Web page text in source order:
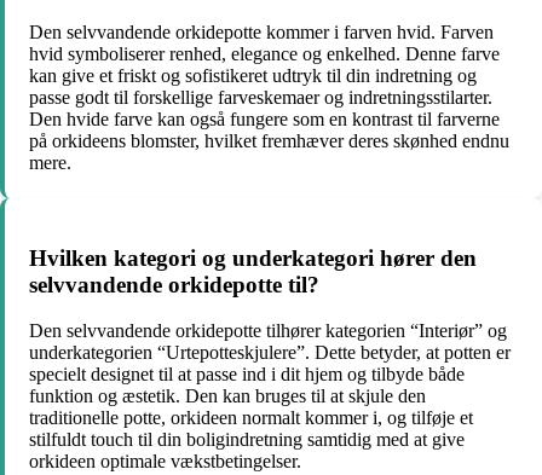
Den selvvandende orkidepotte kommer i farven hvid. Farven
hvid symboliserer renhed, elegance og enkelhed. Denne farve
kan give et friskt og sofistikeret udtryk til din indretning og
passe godt til forskellige farveskemaer og indretningsstilarter.
Den hvide farve kan også fungere som en kontrast til farverne
på orkideens blomster, hvilket fremhæver deres skønhed endnu
mere.
Hvilken kategori og underkategori hører den
selvvandende orkidepotte til?
Den selvvandende orkidepotte tilhører kategorien “Interiør” og
underkategorien “Urtepotteskjulere”. Dette betyder, at potten er
specielt designet til at passe ind i dit hjem og tilbyde både
funktion og æstetik. Den kan bruges til at skjule den
traditionelle potte, orkideen normalt kommer i, og tilføje et
stilfuldt touch til din boligindretning samtidig med at give
orkideen optimale vækstbetingelser.